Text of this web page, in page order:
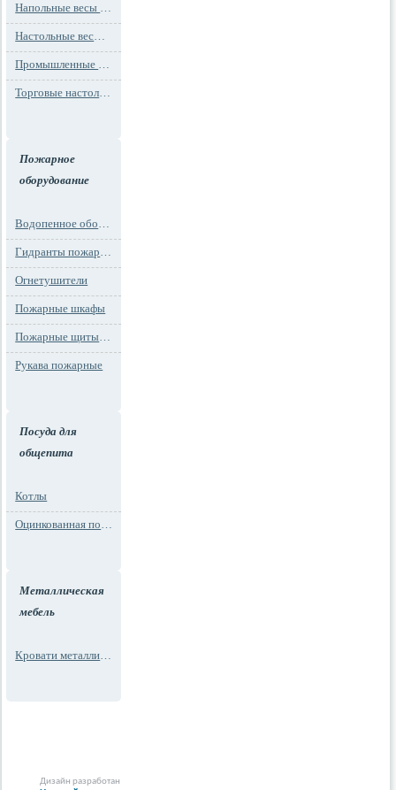
Напольные весы MAX до 1000 кг (до 1 т)
Настольные весы для фасовки MAX до 30 кг
Промышленные весы (до 100 тонн)
Торговые настольные весы MAX до 30 кг
Пожарное
оборудование
Водопенное оборудование
Гидранты пожарные и подставки
Огнетушители
Пожарные шкафы
Пожарные щиты и стенды
Рукава пожарные
Посуда для
общепита
Котлы
Оцинкованная посуда
Металлическая
мебель
Кровати металлические
Дизайн разработан